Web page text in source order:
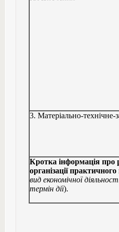
3. Матеріально-технічне-
Кротка інформація про
організації
вид економічної
термін дії).